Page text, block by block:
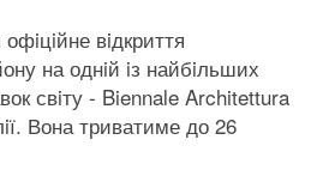
офiцiйне вiдкриття
на однiй iз найбiльших
свiту - Biennale Architettura
Вона триватиме до 26